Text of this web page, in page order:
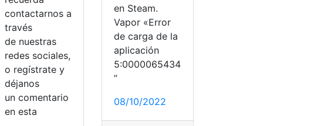
contactarnos a
través
de nuestras
redes sociales,
o regístrate y
déjanos
un comentario
en esta
en Steam.
Vapor «Error
de carga de la
aplicación
5:0000065434
”
08/10/2022